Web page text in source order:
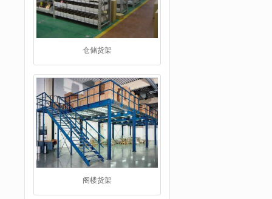
仓储货架
阁楼货架